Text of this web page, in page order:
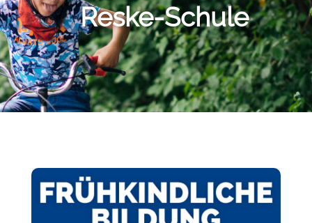
Reske-Schule